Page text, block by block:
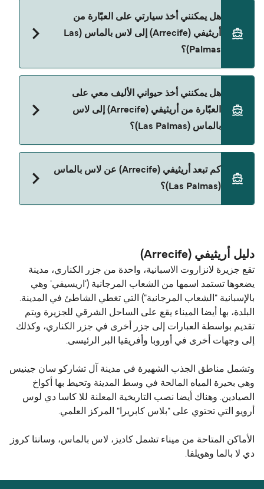
نعم، يمكنك السفر كراكب بدون سيارة من أريثيفي
Balearia
Naviera Armas
هل يمكنني أخذ سيارتي على العبّارة من
أريثيفي (Arrecife) إلى لاس بالماس (Las
Palmas)؟
نعم، يمكنك السفر مع سيارتك على العبّارة من أريثيفي
Balearia
Naviera Armas
هل يمكنني أخذ حيواني الأليف معي على
العبّارة من أريثيفي (Arrecife) إلى لاس
بالماس (Las Palmas)؟
نعم، الحيوانات الأليفة مسموح بها على العبّارة. قد تحتاج
إلى جواز سفر للحيوان. يرجى مراجعة تعليمات شركات
العبّارات بخصوص الحيوانات. حالياً يمكنك أخذ حيواناتك
الأليفة على العبّارة مع:
كم تبعد أريثيفي (Arrecife) عن لاس بالماس
(Las Palmas)؟
دليل أريثيفي (Arrecife)
تقع جزيرة لانزاروت الاسبانية، واحدة من جزر الكناري، مدينة
يضعوها تستمد اسمها من الشعاب المرجانية ('اريسيفي' وهي
بالإسبانية "الشعاب المرجانية") التي تغطي الشاطئ في المدينة.
البلدة، بها أيضا الميناء يقع على الساحل الشرقي للجزيرة ويتم
تقديم بواسطة العبارات إلى جزر أخرى في جزر الكناري، وكذلك
إلى وجهات أخرى في أوروبا وأفريقيا البر الرئيسى.
وتشمل مناطق الجذب الشهيرة في مدينة آل تشاركو سان جينيس
وهي بحيرة المياه المالحة في وسط المدينة وتحيط بها أكواخ
الصيادين. وهناك أيضا نصب التاريخية المعلنة للا كاسا دي لوس
أرويو التي تحتوي على "بلاس كابريرا" المركز العلمي.
الأماكن المتاحة من ميناء تشمل كاديز، لاس بالماس، وسانتا كروز
دي لا بالما وهويلفا.